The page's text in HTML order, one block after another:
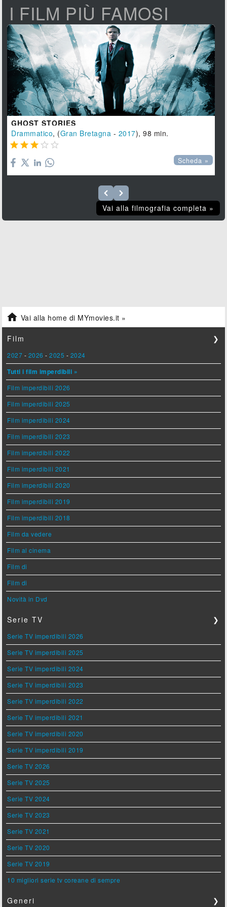
I FILM PIÙ FAMOSI
GHOST STORIES
Drammatico, (Gran Bretagna - 2017), 98 min.
    
Scheda »
Vai alla filmografia completa »
 Vai alla home di MYmovies.it »
Film ❯
2027 - 2026 -2025 - 2024
Tutti i film imperdibili »
Film imperdibili 2026
Film imperdibili 2025
Film imperdibili 2024
Film imperdibili 2023
Film imperdibili 2022
Film imperdibili 2021
Film imperdibili 2020
Film imperdibili 2019
Film imperdibili 2018
Film da vedere
Film al cinema
Film di
Film di
Novità in Dvd
Serie TV ❯
Serie TV imperdibili 2026
Serie TV imperdibili 2025
Serie TV imperdibili 2024
Serie TV imperdibili 2023
Serie TV imperdibili 2022
Serie TV imperdibili 2021
Serie TV imperdibili 2020
Serie TV imperdibili 2019
Serie TV 2026
Serie TV 2025
Serie TV 2024
Serie TV 2023
Serie TV 2021
Serie TV 2020
Serie TV 2019
10 migliori serie tv coreane di sempre
Generi ❯